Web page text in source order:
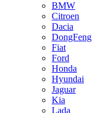
BMW
Citroen
Dacia
DongFeng
Fiat
Ford
Honda
Hyundai
Jaguar
Kia
Lada